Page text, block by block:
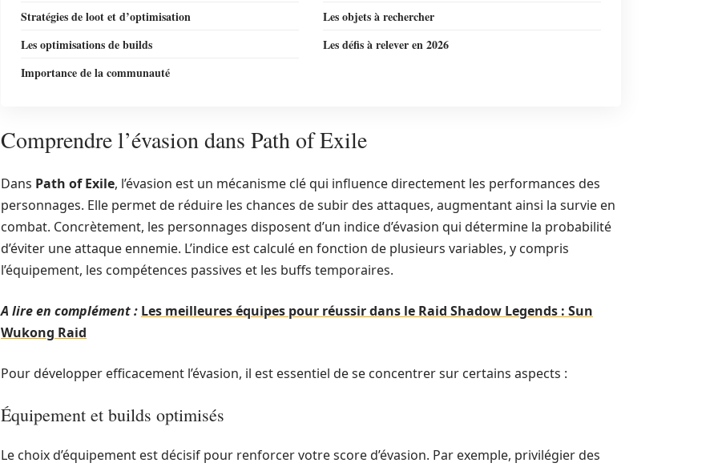
Stratégies de loot et d’optimisation
Les objets à rechercher
Les optimisations de builds
Les défis à relever en 2026
Importance de la communauté
Comprendre l’évasion dans Path of Exile
Dans Path of Exile, l’évasion est un mécanisme clé qui influence directement les performances des
personnages. Elle permet de réduire les chances de subir des attaques, augmentant ainsi la survie en
combat. Concrètement, les personnages disposent d’un indice d’évasion qui détermine la probabilité
d’éviter une attaque ennemie. L’indice est calculé en fonction de plusieurs variables, y compris
l’équipement, les compétences passives et les buffs temporaires.
A lire en complément : Les meilleures équipes pour réussir dans le Raid Shadow Legends : Sun
Wukong Raid
Pour développer efficacement l’évasion, il est essentiel de se concentrer sur certains aspects :
Équipement et builds optimisés
Le choix d’équipement est décisif pour renforcer votre score d’évasion. Par exemple, privilégier des